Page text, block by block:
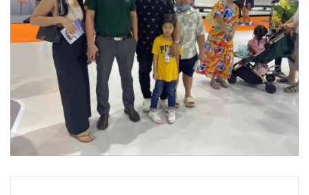
• Green Innovation & SD
Management & HR
MGR Live
Infographic
•
การเมือง
ท่องเที่ยว
• กีฬา
• ต่างประเทศ
• Special Scoop